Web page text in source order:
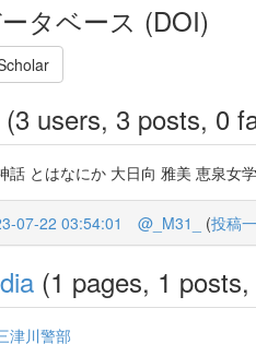
タベース (DOI)
(3 users, 3 posts, 0
話 とはなにか 大日向 雅美 恵泉女
07-22 03:54:01 @_M31_ (投稿
(1 pages, 1
津川警部